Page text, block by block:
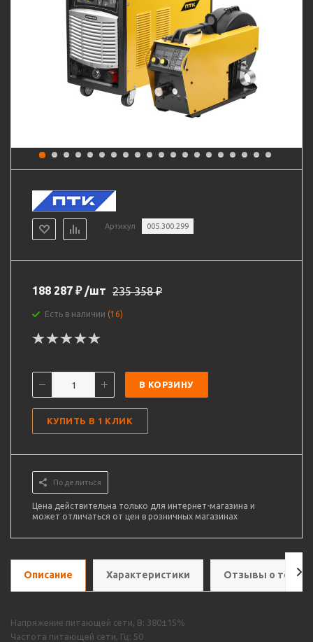
Артикул 005.300.299
188 287 ₽ /шт 235 358₽
Есть в наличии (16)
В КОРЗИНУ
КУПИТЬ В 1 КЛИК
Поделиться
Цена действительна только для интернет-магазина и
может отличаться от цен в розничных магазинах
Описание Характеристики Отзывы о
Напряжение питающей сети, В: 380±15%
Частота питающей сети, Гц: 50